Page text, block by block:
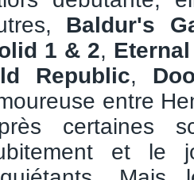
Baldur's
1 & 2,
Republic,
entre
certaines
et le